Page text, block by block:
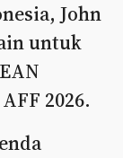
John
untuk
2026.